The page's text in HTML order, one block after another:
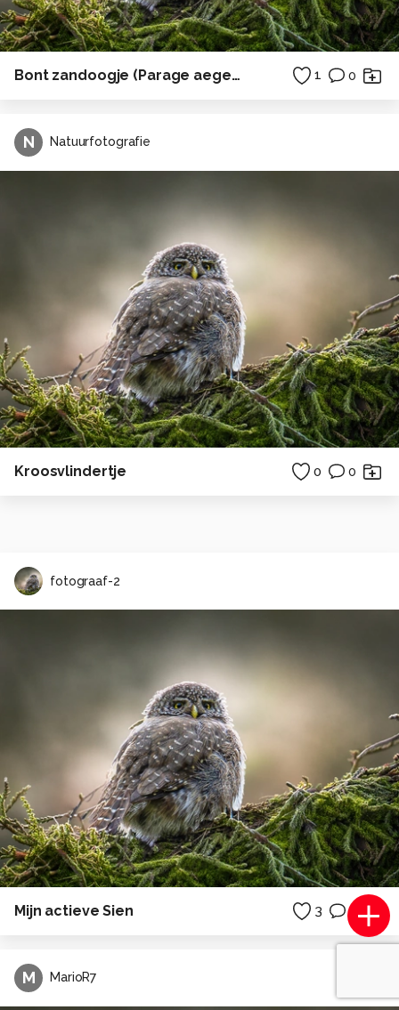
Bont zandoogje (Parage aegeria) 1 0
N Natuurfotografie
Kroosvlindertje 0 0
fotograaf-2
Mijn actieve Sien 3 2
M MarioR7